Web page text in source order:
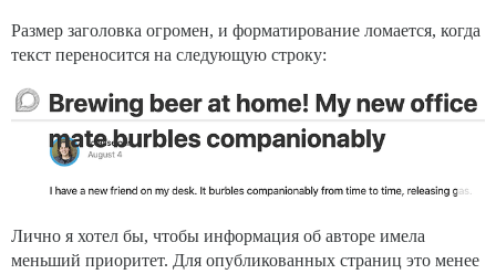
Размер заголовка огромен, и форматирование ломается, когда
текст переносится на следующую строку:
Лично я хотел бы, чтобы информация об авторе имела
меньший приоритет. Для опубликованных страниц это менее